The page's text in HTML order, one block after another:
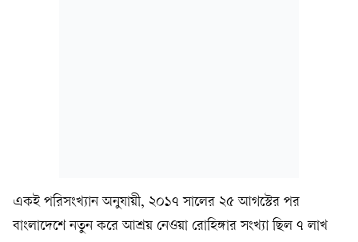
একই পরিসংখ্যান অনুযায়ী, ২০১৭ সালের ২৫ আগস্টের পর
বাংলাদেশে নতুন করে আশ্রয় নেওয়া রোহিঙ্গার সংখ্যা ছিল ৭ লাখ